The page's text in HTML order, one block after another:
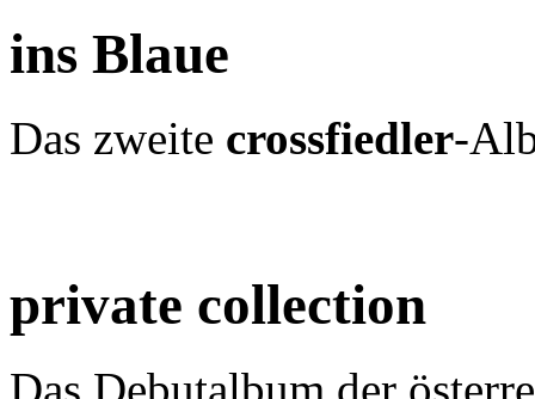
ins Blaue
Das zweite crossfiedler-
private collection